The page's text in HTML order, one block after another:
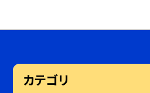
カテゴリ